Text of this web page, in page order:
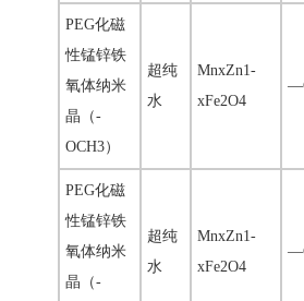
PEG化磁
性锰锌铁
氧体纳米
晶（-
OCH3）
超纯
水
MnxZn1-
xFe2O4
PEG化磁
性锰锌铁
氧体纳米
晶（-
超纯
水
MnxZn1-
xFe2O4